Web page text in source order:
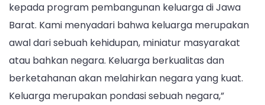
kepada program pembangunan keluarga di Jawa
Barat. Kami menyadari bahwa keluarga merupakan
awal dari sebuah kehidupan, miniatur masyarakat
atau bahkan negara. Keluarga berkualitas dan
berketahanan akan melahirkan negara yang kuat.
Keluarga merupakan pondasi sebuah negara,”